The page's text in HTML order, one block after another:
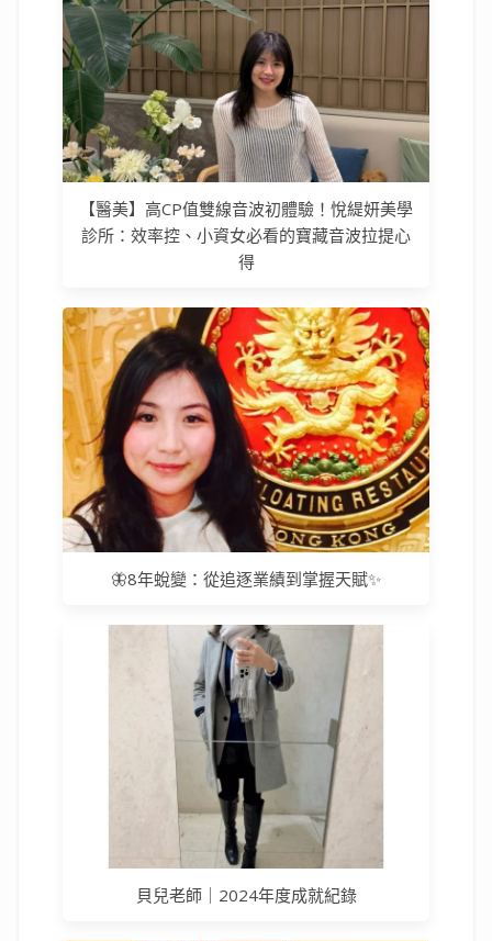
【醫美】高CP值雙線音波初體驗！悅緹妍美學
診所：效率控、小資女必看的寶藏音波拉提心
得
🦋8年蛻變：從追逐業績到掌握天賦✨
貝兒老師｜2024年度成就紀錄